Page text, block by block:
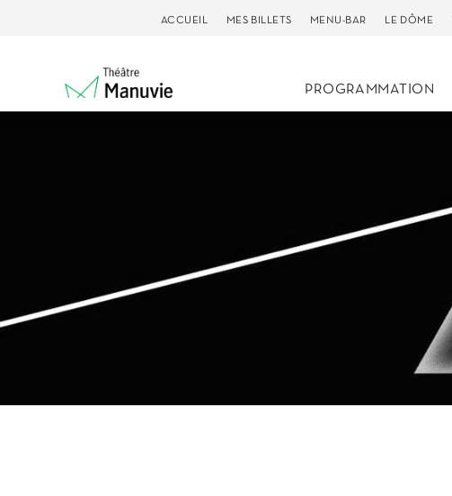
ACCUEIL MES BILLETS MENU-BAR LE DÔME
PROGRAMMATION